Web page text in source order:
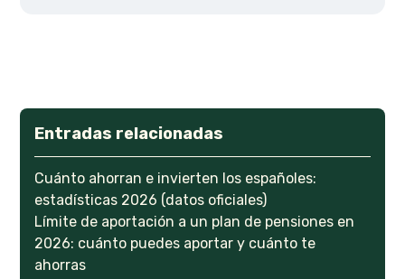
Entradas relacionadas
Cuánto ahorran e invierten los españoles:
estadísticas 2026 (datos oficiales)
Límite de aportación a un plan de pensiones en
2026: cuánto puedes aportar y cuánto te
ahorras